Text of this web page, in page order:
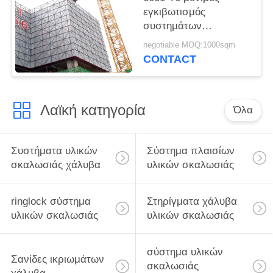
εγκιβωτισμός
συστημάτων
εγκιβωτισμού
κατασκευής αργιλίου
negotiable MOQ:1000sqm
CONTACT
Λαϊκή κατηγορία Όλα
Συστήματα υλικών
σκαλωσιάς χάλυβα
Σύστημα πλαισίων
υλικών σκαλωσιάς
ringlock σύστημα
υλικών σκαλωσιάς
Στηρίγματα χάλυβα
υλικών σκαλωσιάς
Σανίδες ικριωμάτων
σύστημα υλικών
σκαλωσιάς